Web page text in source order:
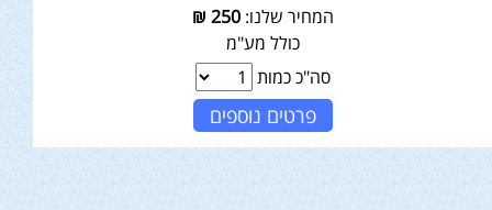
המחיר שלנו:250
₪
כולל מע"מ
סה"כ כמות
פרטים נוספים